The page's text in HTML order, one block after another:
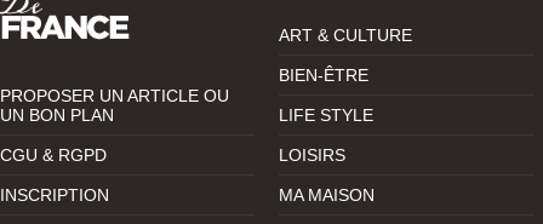
PROPOSER UN ARTICLE OU
UN BON PLAN
CGU & RGPD
INSCRIPTION
ART & CULTURE
BIEN-ÊTRE
LIFE STYLE
LOISIRS
MA MAISON